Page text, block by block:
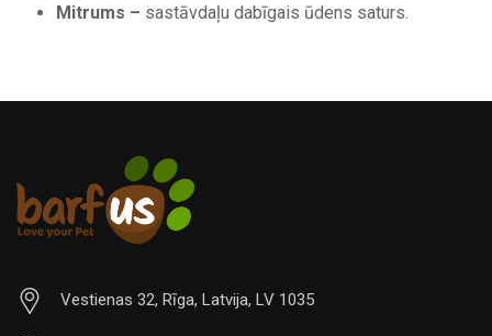
Mitrums – sastāvdaļu dabīgais ūdens saturs.
Vestienas 32, Rīga, Latvija, LV 1035